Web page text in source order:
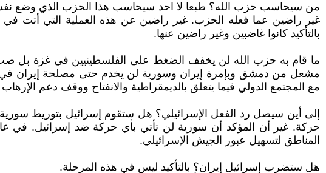
من سيحاسب حزب الله؟ طبعا لا احد سيحاسب هذا الحزب الذي وضع
غير راضين عما فعله الحزب. غير راضين عن هذه العملية التي أتت في
بالتأكيد كانوا غاضبين وغير راضين عنها.
ما قام به حزب الله لن يخفف الضغط على الفلسطينيين في غزة بل صب
مشعل من دمشق وبإمرة إيران وسورية لن يخدم حتى مصلحة إيران في
مع المجتمع الدولي فيما يتعلق بالديمقراطية والانفتاح ووقف دعم
إلى أين سيصل رد الفعل الإسرائيلي؟ هل ستقوم إسرائيل بتوريط
حركة. غير أن المؤكد أن سورية لن تأتي بأي حركة ضد إسرائيل.
المناطق لتسهيل عبور الجيش الإسرائيلي.
هل ستضرب إسرائيل إيران؟ بالتأكيد ليس في هذه المرحلة.